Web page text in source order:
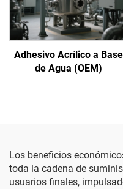
Adhesivo Acrílico a Base
de Agua (OEM)
Los beneficios
toda la cadena de
usuarios finales,